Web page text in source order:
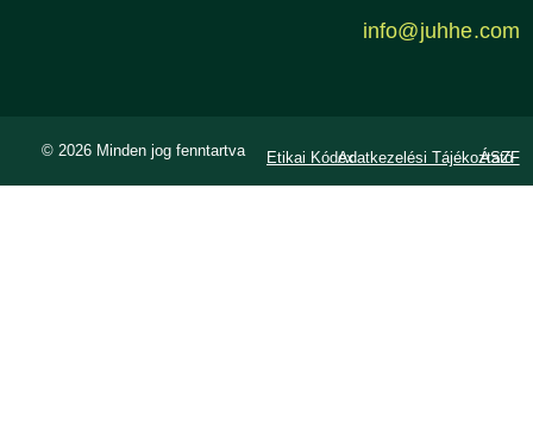
info@juhhe.com
© 2026 Minden jog fenntartva Etikai KódexAdatkezelési Tájékoztató
ÁSZF